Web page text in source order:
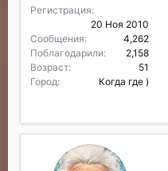
Регистрация
20 Ноя 2010
Сообщения
4,262
Поблагодарили
2,158
Возраст
51
Город
Когда где )